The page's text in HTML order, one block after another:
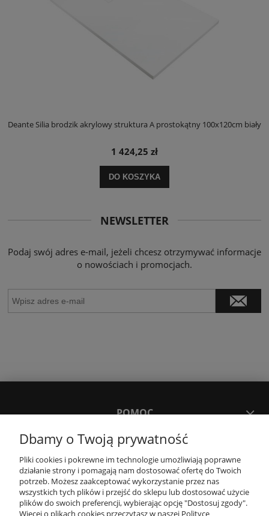
Deante Silia brodzik akrylowy struktura A prostokątny 100x120cm biały
1 424,25 zł
DO KOSZYKA
NEWSLETTER
Podaj swój adres e-mail, jeżeli chcesz otrzymywać informacje
o nowościach i promocjach.
POMOC
MOJE KONTO
PŁATNOŚCI I DOSTAWA
Dbamy o Twoją prywatność
Pliki cookies i pokrewne im technologie umożliwiają poprawne
działanie strony i pomagają nam dostosować ofertę do Twoich
potrzeb. Możesz zaakceptować wykorzystanie przez nas
wszystkich tych plików i przejść do sklepu lub dostosować użycie
plików do swoich preferencji, wybierając opcję "Dostosuj zgody".
Więcej o plikach cookies przeczytasz w naszej Polityce